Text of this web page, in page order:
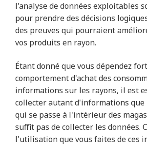
l'analyse de données exploitables
pour prendre des décisions
des preuves qui pourraient
vos produits en rayon.
Étant donné que vous dépendez
comportement d'achat des
informations sur les rayons, il est
collecter autant d'informations que
qui se passe à l'intérieur des
suffit pas de collecter les données.
l'utilisation que vous faites de ces